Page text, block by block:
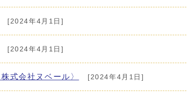
[2024年4月1日]
[2024年4月1日]
会社ヌベール〉 [2024年4月1日]